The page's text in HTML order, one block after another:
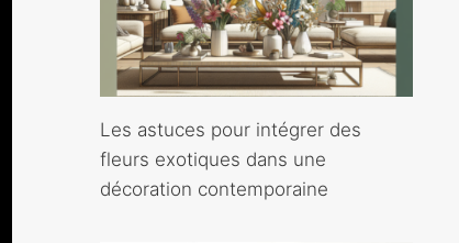
Les astuces pour intégrer des
fleurs exotiques dans une
décoration contemporaine